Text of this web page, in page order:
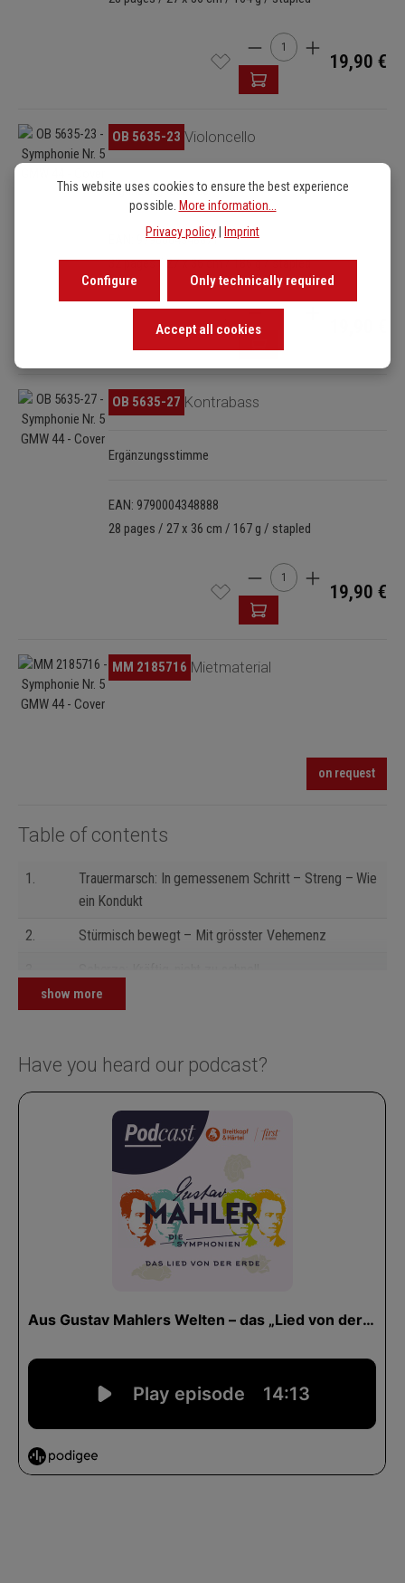
Product Quantity:
19,90 €
Skip image gallery OB 5635-23 Violoncello
Ergänzungsstimme
EAN: 9790004348871
32 pages / 27 x 36 cm / 186 g / stapled
Product Quantity: Enter
Skip image gallery OB 5635-27 Kontrabass
Ergänzungsstimme
EAN: 9790004348888
28 pages / 27 x 36 cm / 167 g / stapled
Product Quantity:
19,90 €
Skip image gallery MM 2185716 Mietmaterial
on request
Table of contents
1.
Trauermarsch: In gemessenem Schritt – Streng – Wie
ein Kondukt
2.
Stürmisch bewegt – Mit grösster Vehemenz
Adagietto: Sehr langsam
show more
Have you heard our podcast?
This website uses cookies to ensure the best experience
possible. More information...
Privacy policy
Imprint
Only technically required
Configure
Accept all cookies